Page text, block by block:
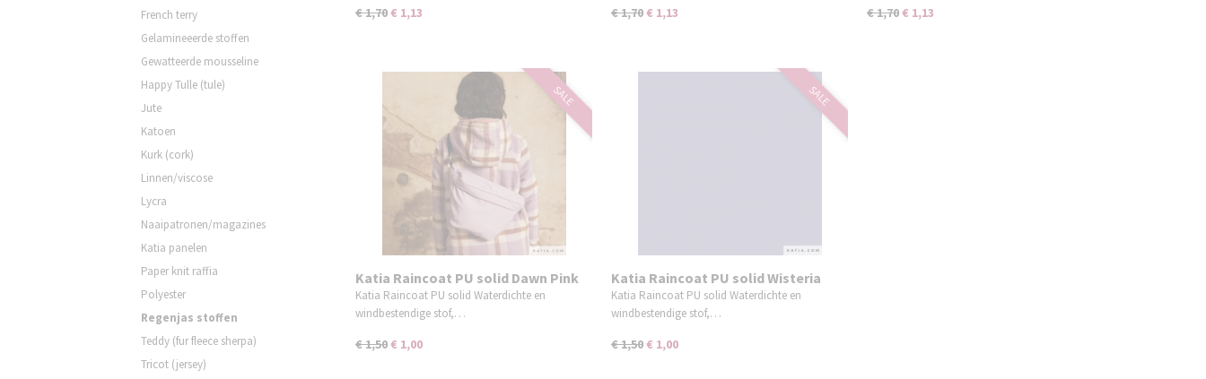
French terry
Gelamineeerde stoffen
Gewatteerde mousseline
Happy Tulle (tule)
Jute
Katoen
Kurk (cork)
Linnen/viscose
Lycra
Naaipatronen/magazines
Katia panelen
Paper knit raffia
Polyester
Regenjas stoffen
Teddy (fur fleece sherpa)
Tricot (jersey)
€ 1,70€ 1,13 € 1,70€ 1,13 € 1,70€ 1,13
SALE
Katia Raincoat PU solid Dawn Pink
(pastel roze)
Katia Raincoat PU solid Waterdichte en
windbestendige stof,…
€ 1,50€ 1,00
SALE
Katia Raincoat PU solid Wisteria
(lavendel/lila)
Katia Raincoat PU solid Waterdichte en
windbestendige stof,…
€ 1,50€ 1,00